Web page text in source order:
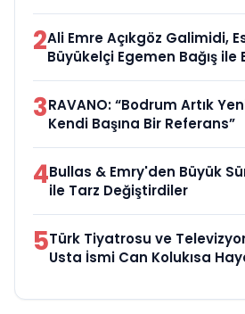
2Ali Emre Açıkgöz Galimidi,
Büyükelçi Egemen Bağış
3RAVANO: “Bodrum Artık
Kendi Başına Bir Referans”
4Bullas & Emry'den Büyük
ile Tarz Değiştirdiler
5Türk Tiyatrosu ve
Usta İsmi Can Kolukısa